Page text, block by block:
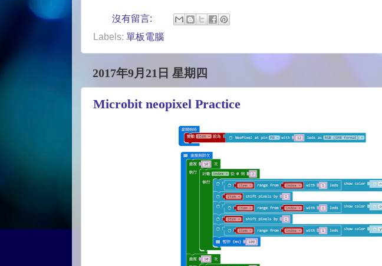
沒有留言:
Labels: 單板電腦
2017年9月21日 星期四
Microbit neopixel Practice